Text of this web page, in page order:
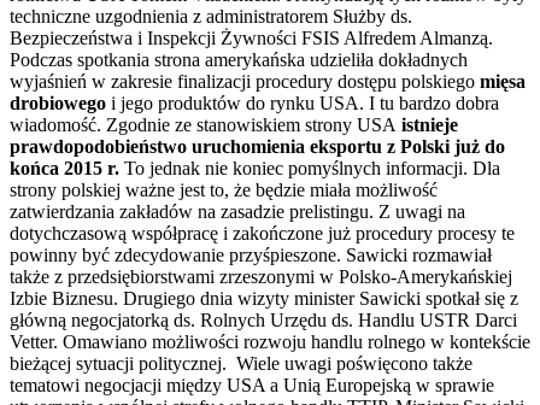
techniczne uzgodnienia z administratorem Służby ds.
Bezpieczeństwa i Inspekcji Żywności FSIS Alfredem Almanzą.
Podczas spotkania strona amerykańska udzieliła dokładnych
wyjaśnień w zakresie finalizacji procedury dostępu polskiego mięsa
drobiowego i jego produktów do rynku USA. I tu bardzo dobra
wiadomość. Zgodnie ze stanowiskiem strony USA istnieje
prawdopodobieństwo uruchomienia eksportu z Polski już do
końca 2015 r. To jednak nie koniec pomyślnych informacji. Dla
strony polskiej ważne jest to, że będzie miała możliwość
zatwierdzania zakładów na zasadzie prelistingu. Z uwagi na
dotychczasową współpracę i zakończone już procedury procesy te
powinny być zdecydowanie przyśpieszone. Sawicki rozmawiał
także z przedsiębiorstwami zrzeszonymi w Polsko-Amerykańskiej
Izbie Biznesu. Drugiego dnia wizyty minister Sawicki spotkał się z
główną negocjatorką ds. Rolnych Urzędu ds. Handlu USTR Darci
Vetter. Omawiano możliwości rozwoju handlu rolnego w kontekście
bieżącej sytuacji politycznej. Wiele uwagi poświęcono także
tematowi negocjacji między USA a Unią Europejską w sprawie